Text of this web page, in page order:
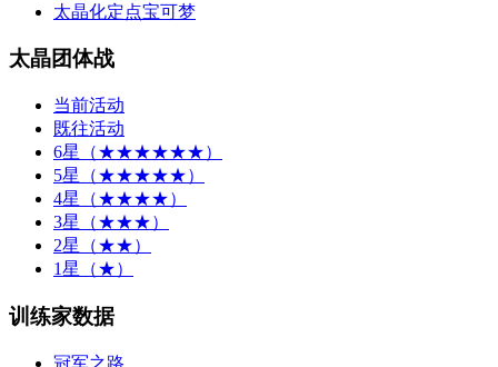
太晶化定点宝可梦
太晶团体战
当前活动
既往活动
6星（★★★★★★）
5星（★★★★★）
4星（★★★★）
3星（★★★）
2星（★★）
1星（★）
训练家数据
冠军之路